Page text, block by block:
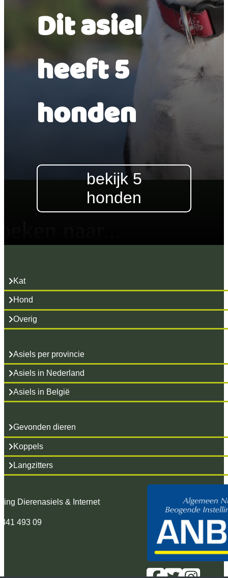
Dit asiel
heeft 5
honden
bekijk 5
honden
Kat
Hond
Overig
Asiels per provincie
Asiels in Nederland
Asiels in België
Gevonden dieren
Koppels
Langzitters
Dierenasiels & Internet
493 09